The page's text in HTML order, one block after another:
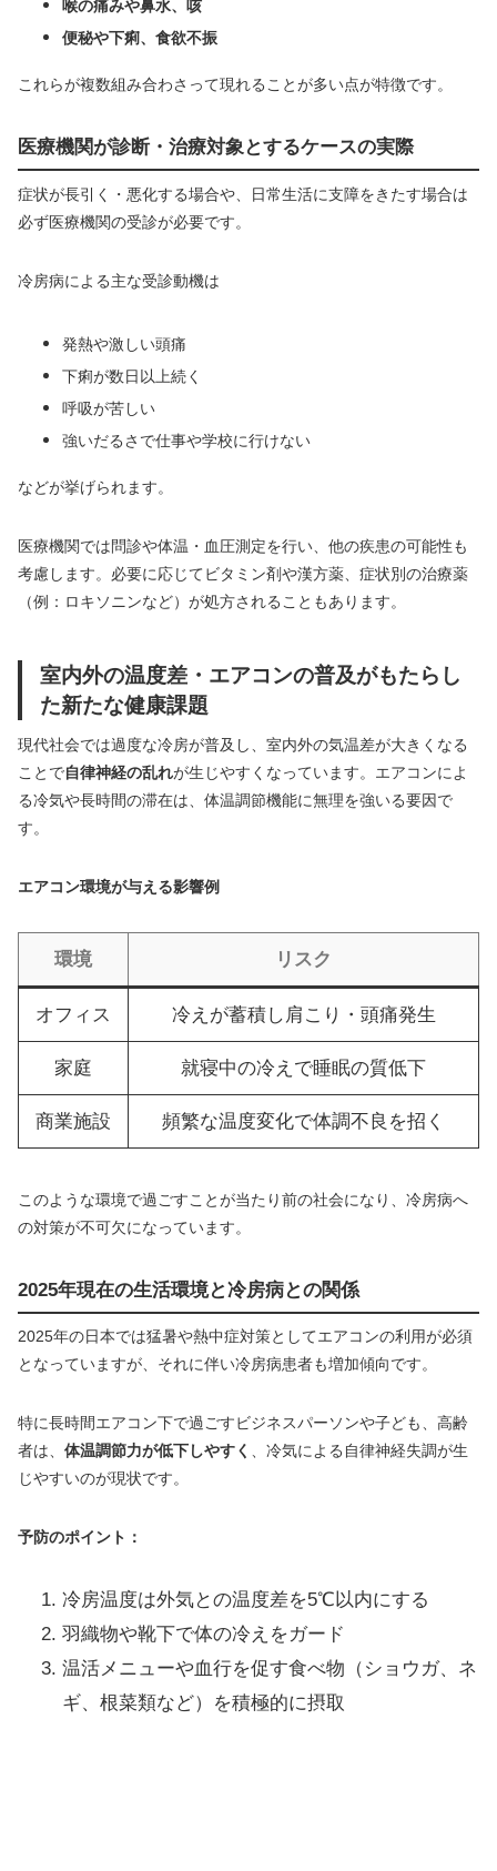
喉の痛みや鼻水、咳
便秘や下痢、食欲不振
これらが複数組み合わさって現れることが多い点が特徴です。
医療機関が診断・治療対象とするケースの実際
症状が長引く・悪化する場合や、日常生活に支障をきたす場合は
必ず医療機関の受診が必要です。
冷房病による主な受診動機は
発熱や激しい頭痛
下痢が数日以上続く
呼吸が苦しい
強いだるさで仕事や学校に行けない
などが挙げられます。
医療機関では問診や体温・血圧測定を行い、他の疾患の可能性も
考慮します。必要に応じてビタミン剤や漢方薬、症状別の治療薬
（例：ロキソニンなど）が処方されることもあります。
室内外の温度差・エアコンの普及がもたらし
た新たな健康課題
現代社会では過度な冷房が普及し、室内外の気温差が大きくなる
ことで自律神経の乱れが生じやすくなっています。エアコンによ
る冷気や長時間の滞在は、体温調節機能に無理を強いる要因で
す。
エアコン環境が与える影響例
環境 リスク
オフィス 冷えが蓄積し肩こり・頭痛発生
家庭 就寝中の冷えで睡眠の質低下
商業施設 頻繁な温度変化で体調不良を招く
このような環境で過ごすことが当たり前の社会になり、冷房病へ
の対策が不可欠になっています。
2025年現在の生活環境と冷房病との関係
2025年の日本では猛暑や熱中症対策としてエアコンの利用が必須
となっていますが、それに伴い冷房病患者も増加傾向です。
特に長時間エアコン下で過ごすビジネスパーソンや子ども、高齢
者は、 体温調節力が低下しやすく
、冷気による自律神経失調が生
じやすいのが現状です。
予防のポイント：
冷房温度は外気との温度差を5℃以内にする
羽織物や靴下で体の冷えをガード
温活メニューや血行を促す食べ物（ショウガ、ネ
ギ、根菜類など）を積極的に摂取